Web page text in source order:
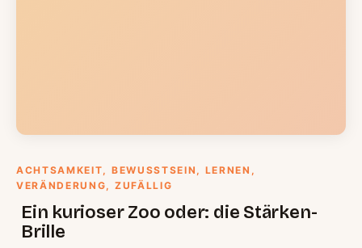
ACHTSAMKEIT, BEWUSSTSEIN , LERNEN
VERÄNDERUNG, ZUFÄLLIG
Ein kurioser Zoo oder: die Stärken-
Brille